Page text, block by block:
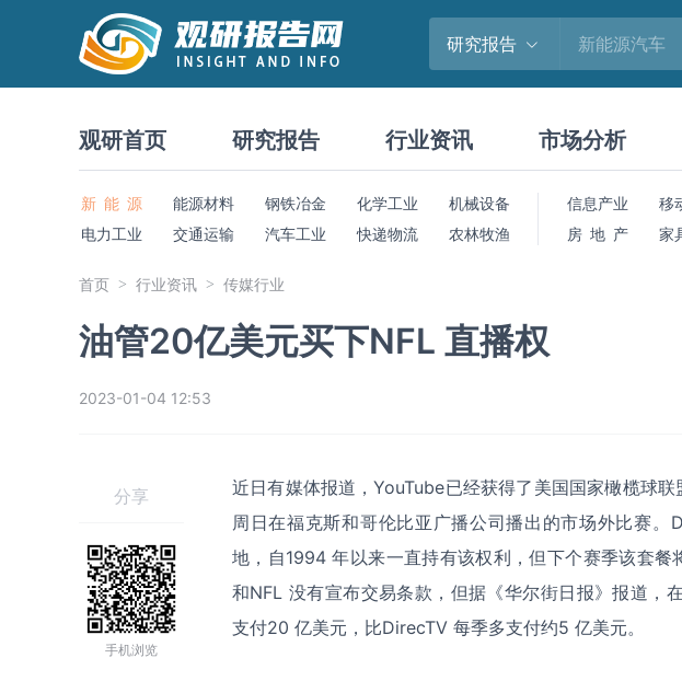
研究报告
观研首页 研究报告 行业资讯 市场分析
新 能 源 能源材料 钢铁冶金 化学工业
机械设备
电力工业
交通运输 汽车工业 快递物流 农林牧渔
信息产业 移
房 地 产
家
首页 行业资讯 传媒行业
油管20亿美元买下NFL 直播权
2023-01-04 12:53
分享
手机浏览
近日有媒体报道，YouTube已经获得了美国国家橄榄球
周日在福克斯和哥伦比亚广播公司播出的市场外比赛。
地，自1994年以来一直持有该权利，但下个赛季该套餐
和NFL 没有宣布交易条款，但据《华尔街日报》报道，
支付20 亿美元，比DirecTV 每季多支付约5 亿美元。